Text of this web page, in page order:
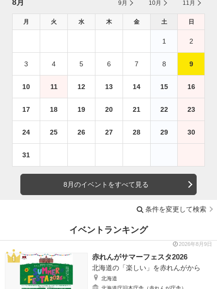
8月 9月 10月 11月
月 火 水 木 金 土 日
1 2
3 4 5 6 7 8 9
10 11 12 13 14 15 16
17 18 19 20 21 22 23
24 25 26 27 28 29 30
31
8月のイベントをすべて見る
条件を変更して検索
イベントランキング
2026年8月9日
赤れんがサマーフェスタ2026
北海道の「楽しい」を赤れんがから
北海道